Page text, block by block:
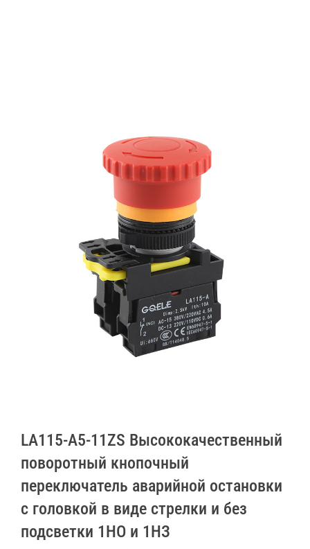
LA115-A5-11ZS Высококачественный
поворотный кнопочный
переключатель аварийной остановки
с головкой в ​​виде стрелки и без
подсветки 1НО и 1НЗ